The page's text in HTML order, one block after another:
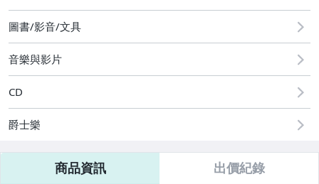
圖書/影音/文具
音樂與影片
CD
爵士樂
商品資訊 出價紀錄